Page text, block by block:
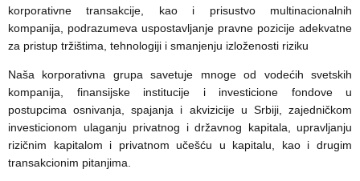
korporativne transakcije, kao i prisustvo multinacionalnih
kompanija, podrazumeva uspostavljanje pravne pozicije adekvatne
za pristup tržištima, tehnologiji i smanjenju izloženosti riziku
Naša korporativna grupa savetuje mnoge od vodećih svetskih
kompanija, finansijske institucije i investicione fondove u
postupcima osnivanja, spajanja i akvizicije u Srbiji, zajedničkom
investicionom ulaganju privatnog i državnog kapitala, upravljanju
rizičnim kapitalom i privatnom učešću u kapitalu, kao i drugim
transakcionim pitanjima.